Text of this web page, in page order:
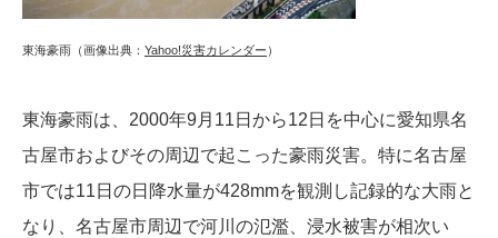
東海豪雨（画像出典： Yahoo!災害カレンダー ）
東海豪雨は、2000年9月11日から12日を中心に愛知県名
古屋市およびその周辺で起こった豪雨災害。特に名古屋
市では11日の日降水量が428mmを観測し記録的な大雨と
なり、名古屋市周辺で河川の氾濫、浸水被害が相次い